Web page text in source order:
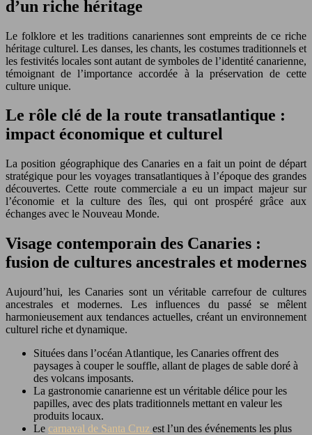
d’un riche héritage
Le folklore et les traditions canariennes sont empreints de ce riche
héritage culturel. Les danses, les chants, les costumes traditionnels et
les festivités locales sont autant de symboles de l’identité canarienne,
témoignant de l’importance accordée à la préservation de cette
culture unique.
Le rôle clé de la route transatlantique :
impact économique et culturel
La position géographique des Canaries en a fait un point de départ
stratégique pour les voyages transatlantiques à l’époque des grandes
découvertes. Cette route commerciale a eu un impact majeur sur
l’économie et la culture des îles, qui ont prospéré grâce aux
échanges avec le Nouveau Monde.
Visage contemporain des Canaries :
fusion de cultures ancestrales et modernes
Aujourd’hui, les Canaries sont un véritable carrefour de cultures
ancestrales et modernes. Les influences du passé se mêlent
harmonieusement aux tendances actuelles, créant un environnement
culturel riche et dynamique.
Situées dans l’océan Atlantique, les Canaries offrent des
paysages à couper le souffle, allant de plages de sable doré à
des volcans imposants.
La gastronomie canarienne est un véritable délice pour les
papilles, avec des plats traditionnels mettant en valeur les
produits locaux.
Le carnaval de Santa Cruz est l’un des événements les plus